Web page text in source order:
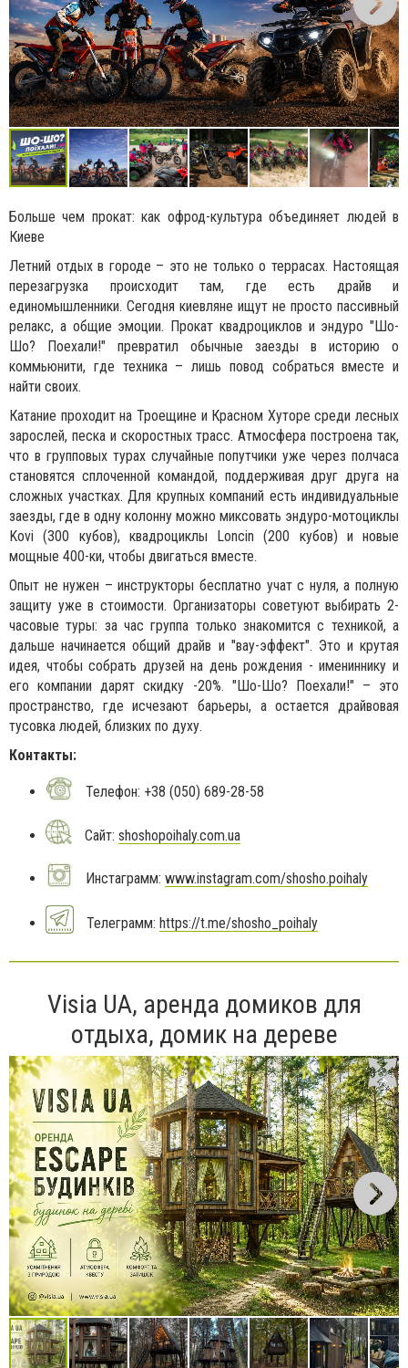
Больше чем прокат: как офрод-культура объединяет людей в
Киеве
Летний отдых в городе – это не только о террасах. Настоящая
перезагрузка происходит там, где есть драйв и
единомышленники. Сегодня киевляне ищут не просто пассивный
релакс, а общие эмоции. Прокат квадроциклов и эндуро "Шо-
Шо? Поехали!" превратил обычные заезды в историю о
коммьюнити, где техника – лишь повод собраться вместе и
найти своих.
Катание проходит на Троещине и Красном Хуторе среди лесных
зарослей, песка и скоростных трасс. Атмосфера построена так,
что в групповых турах случайные попутчики уже через полчаса
становятся сплоченной командой, поддерживая друг друга на
сложных участках. Для крупных компаний есть индивидуальные
заезды, где в одну колонну можно миксовать эндуро-мотоциклы
Kovi (300 кубов), квадроциклы Loncin (200 кубов) и новые
мощные 400-ки, чтобы двигаться вместе.
Опыт не нужен – инструкторы бесплатно учат с нуля, а полную
защиту уже в стоимости. Организаторы советуют выбирать 2-
часовые туры: за час группа только знакомится с техникой, а
дальше начинается общий драйв и "вау-эффект". Это и крутая
идея, чтобы собрать друзей на день рождения - имениннику и
его компании дарят скидку -20%. "Шо-Шо? Поехали!" – это
пространство, где исчезают барьеры, а остается драйвовая
тусовка людей, близких по духу.
Контакты:
Телефон: +38 (050) 689-28-58
Сайт: shoshopoihaly.com.ua
Инстаграмм: www.instagram.com/shosho.poihaly
Телеграмм: https://t.me/shosho_poihaly
Visia UA, аренда домиков для
отдыха, домик на дереве